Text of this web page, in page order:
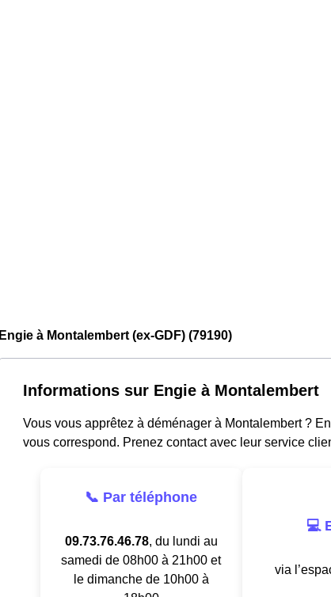
Engie à Montalembert (ex-GDF) (79190)
Informations sur Engie à Montalembert
Vous vous apprêtez à déménager à Montalembert ?
vous correspond. Prenez contact avec leur service
📞 Par téléphone
09.73.76.46.78, du lundi au
samedi de 08h00 à 21h00 et
le dimanche de 10h00 à
💻
via